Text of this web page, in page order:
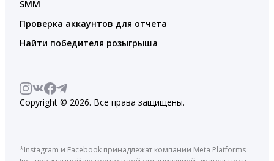
SMM
Проверка аккаунтов для отчета
Найти победителя розыгрыша
Copyright © 2026. Все права защищены.
*Instagram и Facebook принадлежат компании Meta Platforms